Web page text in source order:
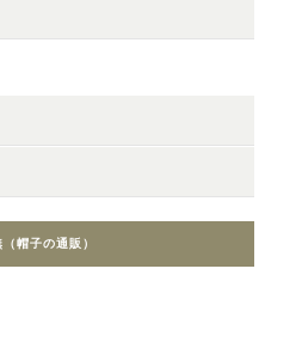
帽子の通販）